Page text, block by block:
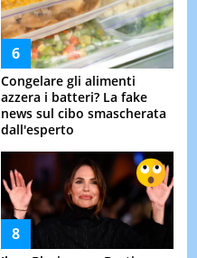
Congelare gli alimenti
azzera i batteri? La fake
news sul cibo smascherata
dall'esperto